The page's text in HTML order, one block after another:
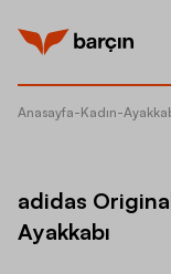
Anasayfa-Kadın-
adidas
Ayakkabı